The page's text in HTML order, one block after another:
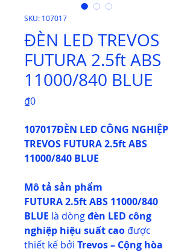
SKU: 107017
ĐÈN LED TREVOS
FUTURA 2.5ft ABS
11000/840 BLUE
₫0Price
107017ĐÈN LED CÔNG NGHIỆP
TREVOS FUTURA 2.5ft ABS
11000/840 BLUE
Mô tả sản phẩm
FUTURA 2.5ft ABS 11000/840
BLUE là dòngđèn LED công
nghiệp hiệu suất cao được
thiết kế bởi Trevos – Cộng hòa